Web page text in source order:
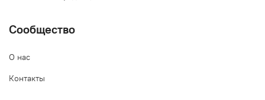
Сообщество
О нас
Контакты